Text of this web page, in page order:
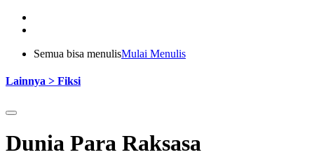
Semua bisa menulisMulai Menulis
Lainnya > Fiksi
Dunia Para Raksasa